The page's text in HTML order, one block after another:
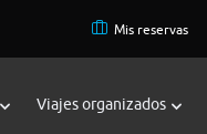
Mis reservas
Viajes organizados